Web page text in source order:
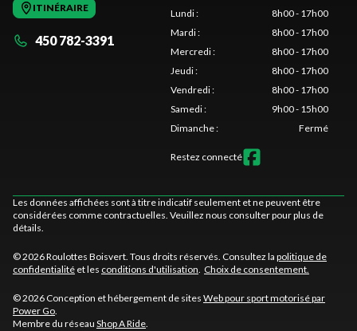
ITINÉRAIRE
450 782-3391
Lundi:
8h00 - 17h00
Mardi:
8h00 - 17h00
Mercredi:
8h00 - 17h00
Jeudi:
8h00 - 17h00
Vendredi:
8h00 - 17h00
Samedi:
9h00 - 15h00
Dimanche: Fermé
Restez connecté
Les données affichées sont à titre indicatif seulement et ne peuvent être
considérées comme contractuelles. Veuillez nous consulter pour plus de
détails.
© 2026 Roulottes Boisvert. Tous droits réservés. Consultez la politique de
confidentialité et les conditions d'utilisation Choix de consentement.
© 2026 Conception et hébergement de sites Web pour sport motorisé par
Power Go
Membre du réseau Shop A Ride